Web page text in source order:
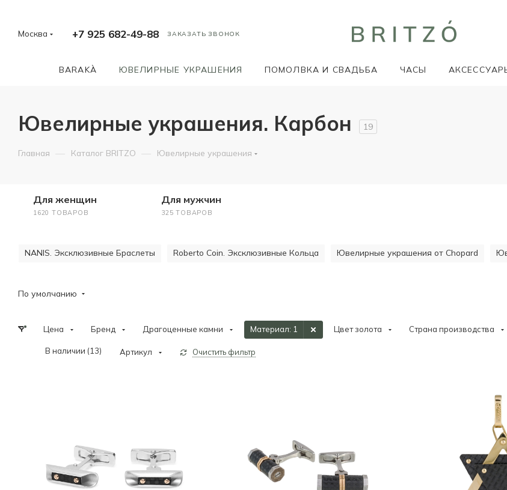
Москва +7 925 682-49-88 ЗАКАЗАТЬ ЗВОНОК
BARAKÀ ЮВЕЛИРНЫЕ УКРАШЕНИЯ ПОМОЛВКА И СВАДЬБА ЧАСЫ
Ювелирные украшения. Карбон 19
Главная — Каталог BRITZO — Ювелирные украшения
Для женщин
1620 ТОВАРОВ
Для мужчин
325 ТОВАРОВ
NANIS. Эксклюзивные Браслеты Roberto Coin. Эксклюзивные Кольца Ювелирные украшения от Chopard
По умолчанию
Цена Бренд Драгоценные камни Материал: 1 Цвет золота Страна производства
В наличии (13) Артикул Очистить фильтр